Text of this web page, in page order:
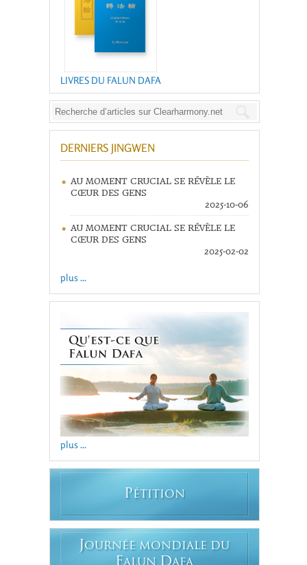
LIVRES DU FALUN DAFA
DERNIERS JINGWEN
AU MOMENT CRUCIAL SE RÉVÈLE LE
CŒUR DES GENS
2025-10-06
AU MOMENT CRUCIAL SE RÉVÈLE LE
CŒUR DES GENS
2025-02-02
plus ...
plus ...
PÉTITION
JOURNÉE MONDIALE DU